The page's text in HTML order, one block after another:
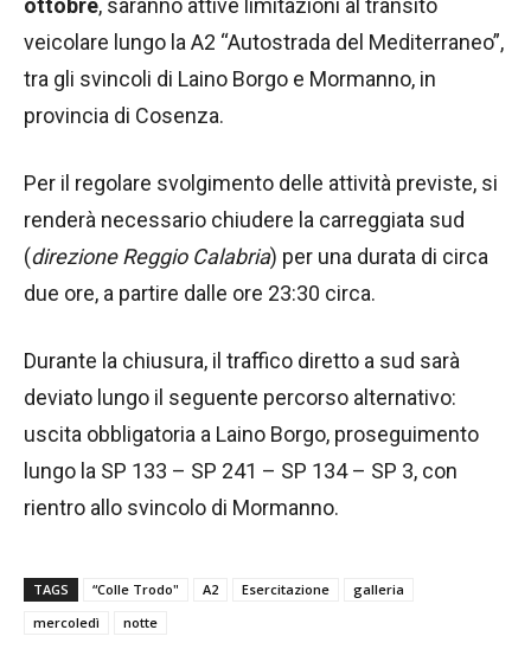
ottobre, saranno attive limitazioni al transito
veicolare lungo la A2 “Autostrada del Mediterraneo”,
tra gli svincoli di Laino Borgo e Mormanno, in
provincia di Cosenza.
Per il regolare svolgimento delle attività previste, si
renderà necessario chiudere la carreggiata sud
(direzione Reggio Calabria) per una durata di circa
due ore, a partire dalle ore 23:30 circa.
Durante la chiusura, il traffico diretto a sud sarà
deviato lungo il seguente percorso alternativo:
uscita obbligatoria a Laino Borgo, proseguimento
lungo la SP 133 – SP 241 – SP 134 – SP 3, con
rientro allo svincolo di Mormanno.
TAGS “Colle Trodo" A2 Esercitazione
galleria
mercoledì
notte